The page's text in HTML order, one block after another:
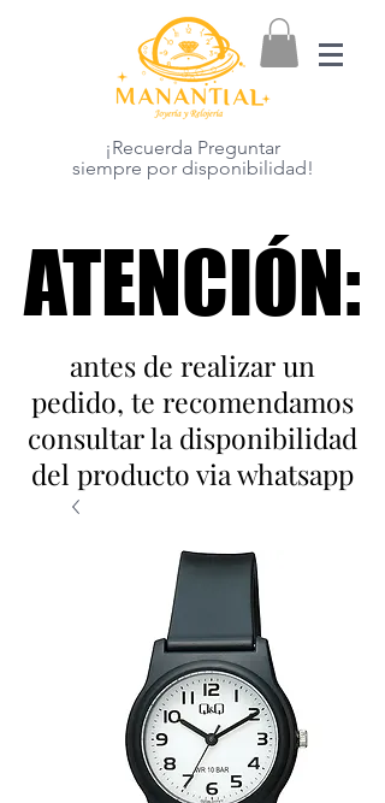
¡Recuerda Preguntar
siempre por disponibilidad!
ATENCIÓN:
ATENCIÓN:
antes de realizar un
pedido, te recomendamos
consultar la disponibilidad
del producto via whatsapp